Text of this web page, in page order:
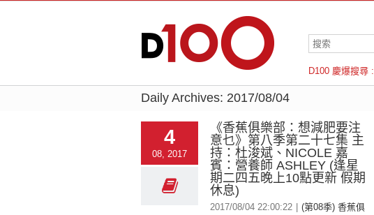
D100 慶爆搜尋 :
羅倫斯
Daily Archives: 2017/08/04
4
08, 2017
《香蕉俱樂部：想減肥要注
意乜》第八季第二十七集 主
持：杜浚斌、NICOLE 嘉
賓：營養師 ASHLEY (逢星
期二四五晚上10點更新 假期
休息)
2017/08/04 22:00:22
(第08季) 香蕉俱